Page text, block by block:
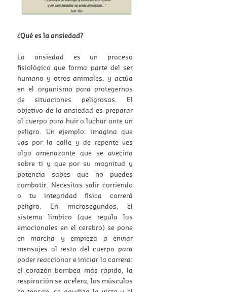
¿Qué es la ansiedad?
La ansiedad es un proceso
fisiológico que forma parte del ser
humano y otros animales, y actúa
en el organismo para protegernos
de situaciones peligrosas. El
objetivo de la ansiedad es preparar
al cuerpo para huir o luchar ante un
peligro. Un ejemplo: imagina que
vas por la calle y de repente ves
algo amenazante que se avecina
sobre ti y que por su magnitud y
potencia sabes que no puedes
combatir. Necesitas salir corriendo
o tu integridad física correrá
peligro. En microsegundos, el
sistema límbico (que regula las
emocionales en el cerebro) se pone
en marcha y empieza a enviar
mensajes al resto del cuerpo para
poder reaccionar e iniciar la carrera:
el corazón bombea más rápido, la
respiración se acelera, los músculos